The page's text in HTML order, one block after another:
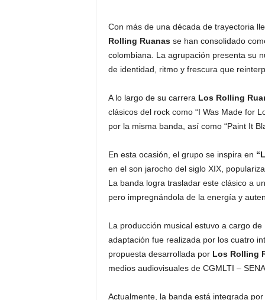
Con más de una década de trayectoria
Rolling Ruanasse han consolidado
colombiana. La agrupación presenta su
de identidad, ritmo y frescura que
A lo largo de su carrera Los Rolling
clásicos del rock como “I Was Made for
por la misma banda, así como “Paint It
En esta ocasión, el grupo se inspira en
en el son jarocho del siglo XIX,
La banda logra trasladar este clásico a
pero impregnándola de la energía y
La producción musical estuvo a cargo
adaptación fue realizada por los cuatro
propuesta desarrollada por Los Rolling
medios audiovisuales de CGMLTI –
Actualmente, la banda está integrada